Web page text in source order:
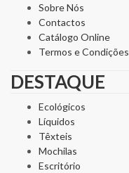
Sobre Nós
Contactos
Catálogo Online
Termos e Condições
DESTAQUE
Ecológicos
Líquidos
Têxteis
Mochilas
Escritório